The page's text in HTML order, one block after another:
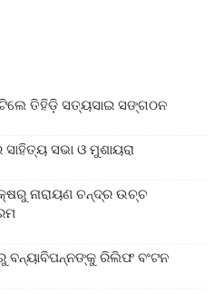
ତିହିଡି଼ ସତ୍ୟସାଇ ସଙ୍ଗଠନ
ସଭା ଓ ମୁଶାୟରା
ନାରାୟଣ ଚନ୍ଦ୍ର ଉଚ୍ଚ
ବନ୍ୟାବିପନ୍ନଙ୍କୁ ରିଲିଫ ବଂଟନ